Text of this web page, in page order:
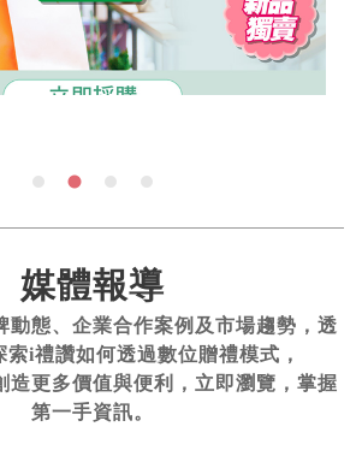
媒體報導
動態、企業合作案例及市場趨勢，透
索i禮讚如何透過數位贈禮模式，
造更多價值與便利，立即瀏覽，掌握
第一手資訊。